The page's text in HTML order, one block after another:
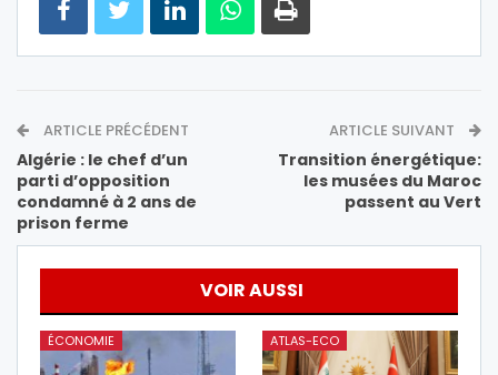
ARTICLE PRÉCÉDENT
Algérie : le chef d’un
parti d’opposition
condamné à 2 ans de
prison ferme
ARTICLE SUIVANT
Transition énergétique:
les musées du Maroc
passent au Vert
VOIR AUSSI
ÉCONOMIE ATLAS-ECO